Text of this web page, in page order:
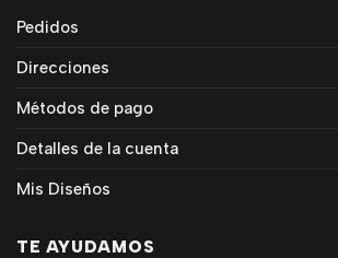
Pedidos
Direcciones
Métodos de pago
Detalles de la cuenta
Mis Diseños
TE AYUDAMOS